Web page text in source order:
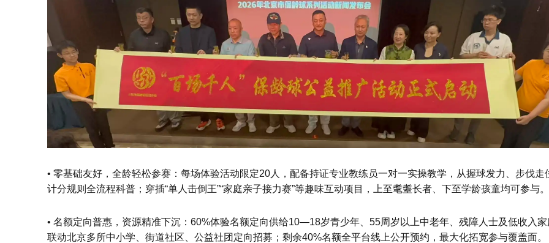
• 零基础友好，全龄轻松参赛：每场体验活动限定20人，配备持证专业教练员一对一实操教学，从握球发力、步伐走
计分规则全流程科普；穿插“单人击倒王”“家庭亲子接力赛”等趣味互动项目，上至耄耋长者、下至学龄孩童均可参与。
• 名额定向普惠，资源精准下沉：60%体验名额定向供给10—18岁青少年、55周岁以上中老年、残障人士及低收入
联动北京多所中小学、街道社区、公益社团定向招募；剩余40%名额全平台线上公开预约，最大化拓宽参与覆盖面。